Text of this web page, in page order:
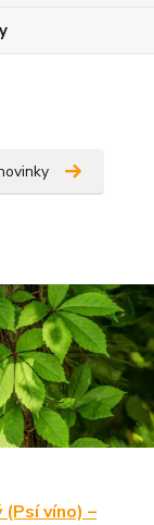
víno) –